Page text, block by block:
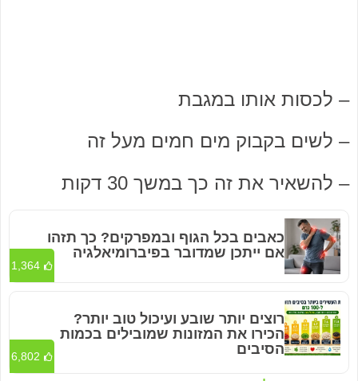
– לכסות אותו במגבת
– לשים בקבוק מים חמים מעל זה
– להשאיר את זה כך במשך 30 דקות
כאבים בכל הגוף ובמפרקים? כך תזהו
אם ייתכן שמדובר בפיברומיאלגיה
1,364
רוצים יותר שובע ועיכול טוב יותר?
הכירו את המזונות שמובילים בכמות
הסיבים
6,802